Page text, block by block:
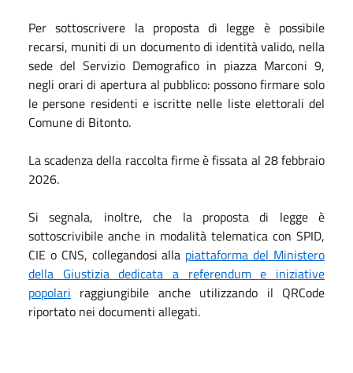
Per sottoscrivere la proposta di legge è possibile
recarsi, muniti di un documento di identità valido, nella
sede del Servizio Demografico in piazza Marconi 9,
negli orari di apertura al pubblico: possono firmare solo
le persone residenti e iscritte nelle liste elettorali del
Comune di Bitonto.
La scadenza della raccolta firme è fissata al 28 febbraio
2026.
Si segnala, inoltre, che la proposta di legge è
sottoscrivibile anche in modalità telematica con SPID,
CIE o CNS, collegandosi alla piattaforma del Ministero
della Giustizia dedicata a referendum e iniziative
popolari raggiungibile anche utilizzando il QRCode
riportato nei documenti allegati.